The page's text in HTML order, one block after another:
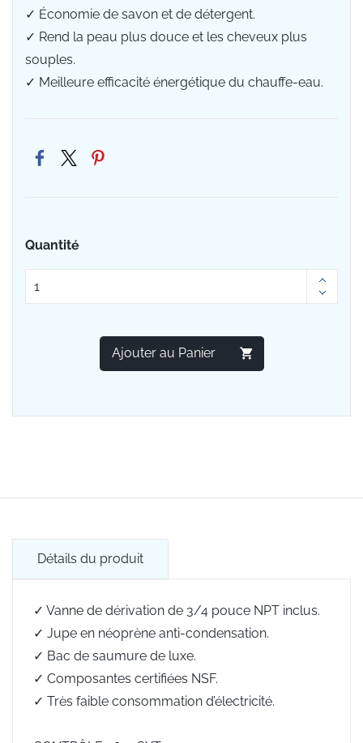
✓ Économie de savon et de détergent.
✓ Rend la peau plus douce et les cheveux plus
souples.
✓ Meilleure efficacité énergétique du chauffe-eau.
Quantité
Ajouter au Panier
Détails du produit
✓ Vanne de dérivation de 3/4 pouce NPT inclus.
✓ Jupe en néoprène anti-condensation.
✓ Bac de saumure de luxe.
✓ Composantes certifiées NSF.
✓ Très faible consommation d’électricité.